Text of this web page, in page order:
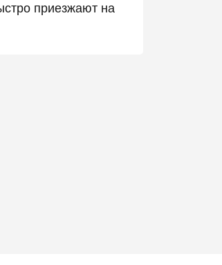
приезжают на